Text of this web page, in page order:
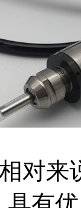
对来